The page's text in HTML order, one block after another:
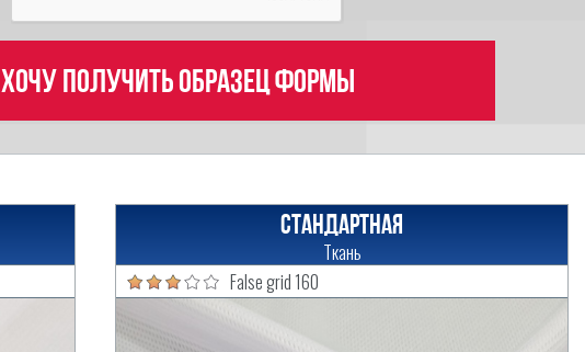
Хочу получить образец формы
Стандартная
Ткань
False grid 160